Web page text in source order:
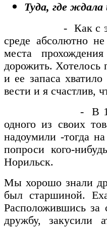
Туда, где
- Как с этим
среде абсолютно
места
дорожить. Хотелось
и ее запаса
вести и я счастлив,
- В 1955 году
одного из своих
надоумили -тогда
попроси кого-
Норильск.
Мы хорошо знали
был старшиной.
Расположившись
дружбу, закусили